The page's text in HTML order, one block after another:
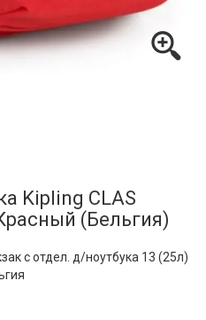
Kipling CLAS
(Бельгия)
с отдел. д/ноутбука 13 (25л)